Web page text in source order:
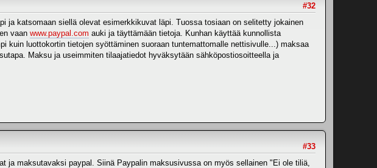
#32
ja katsomaan siellä olevat esimerkkikuvat läpi. Tuossa tosiaan on selitetty jokainen
vaan www.paypal.com auki ja täyttämään tietoja. Kunhan käyttää kunnollista
kuin luottokortin tietojen syöttäminen suoraan tuntemattomalle nettisivulle...) maksaa
Maksu ja useimmiten tilaajatiedot hyväksytään sähköpostiosoitteella ja
#33
maksutavaksi paypal. Siinä Paypalin maksusivussa on myös sellainen "Ei ole tiliä,